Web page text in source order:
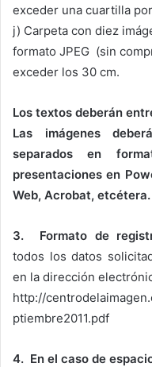
exceder una cuartilla
j) Carpeta con diez
formato JPEG (sin
exceder los 30 cm.
Los textos deberán
Las imágenes
separados en
presentaciones en
Web, Acrobat, etcétera.
3. Formato de
todos los datos
en la dirección
http://
ptiembre2011.pdf
4. En el caso de